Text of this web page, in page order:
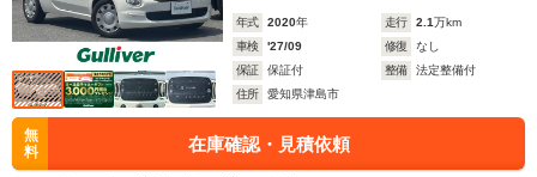
年式 2020年 走行 2.1万km
車検
'27/09 修復
なし
保証
保証付 整備
法定整備付
住所
愛知県津島市
無
料
在庫確認・見積依頼